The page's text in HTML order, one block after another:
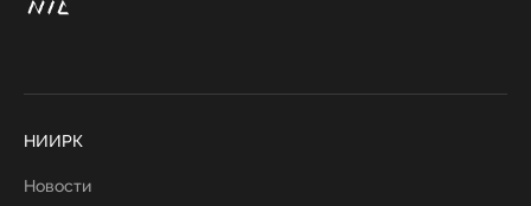
НИИРК
Новости